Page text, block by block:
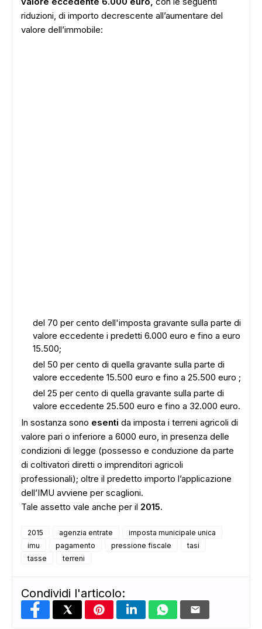
riduzioni, di importo decrescente all’aumentare del
valore dell’immobile:
del 70 per cento dell'imposta gravante sulla parte di
valore eccedente i predetti 6.000 euro e fino a euro
15.500;
del 50 per cento di quella gravante sulla parte di
valore eccedente 15.500 euro e fino a 25.500 euro ;
del 25 per cento di quella gravante sulla parte di
valore eccedente 25.500 euro e fino a 32.000 euro.
In sostanza sono esenti da imposta i terreni agricoli di
valore pari o inferiore a 6000 euro, in presenza delle
condizioni di legge (possesso e conduzione da parte
di coltivatori diretti o imprenditori agricoli
professionali); oltre il predetto importo l’applicazione
dell’IMU avviene per scaglioni.
Tale assetto vale anche per il 2015.
2015 agenzia entrate
imposta municipale unica
imu
pagamento pressione fiscale
tasi
tasse
terreni
Condividi l'articolo: